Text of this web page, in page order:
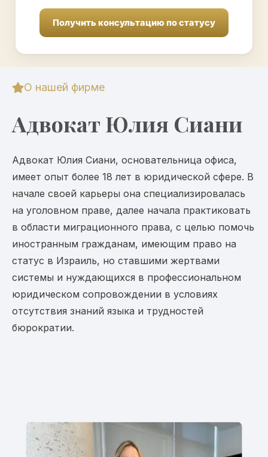
Получить консультацию по статусу
О нашей фирме
Адвокат Юлия Сиани
Адвокат Юлия Сиани, основательница офиса,
имеет опыт более 18 лет в юридической сфере. В
начале своей карьеры она специализировалась
на уголовном праве, далее начала практиковать
в области миграционного права, с целью помочь
иностранным гражданам, имеющим право на
статус в Израиль, но ставшими жертвами
системы и нуждающихся в профессиональном
юридическом сопровождении в условиях
отсутствия знаний языка и трудностей
бюрократии.